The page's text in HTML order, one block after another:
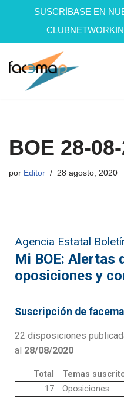
SUSCRÍBASE EN
Saltar
BOE 28-
por Editor 28 agosto, 2020
Agencia Estatal
Mi BOE: Alertas
oposiciones y
Suscripción de
22 disposiciones
al 28/08/2020
Total
Temas
17
Oposiciones